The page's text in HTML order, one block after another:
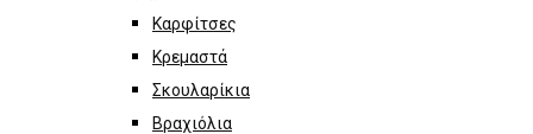
Καρφίτσες
Κρεμαστά
Σκουλαρίκια
Βραχιόλια